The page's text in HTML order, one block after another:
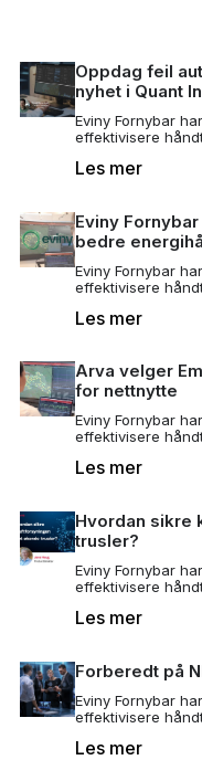
Oppdag feil
nyhet i Quant
Eviny Fornybar
effektivisere
Les mer
Eviny
bedre
Eviny Fornybar
effektivisere
Les mer
Arva velger
for nettnytte
Eviny Fornybar
effektivisere
Les mer
Hvordan sikre
trusler?
Eviny Fornybar
effektivisere
Les mer
Forberedt på
Eviny Fornybar
effektivisere
Les mer